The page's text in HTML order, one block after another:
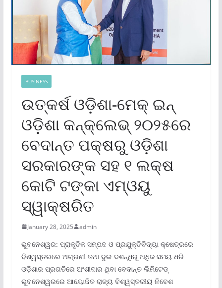
BUSINESS
ଉତ୍କର୍ଷ ଓଡ଼ିଶା-ମେକ୍ ଇନ୍
ଓଡ଼ିଶା କନ୍‌କ୍ଲେଭ୍ ୨୦୨୫ରେ
ବେଦାନ୍ତ ପକ୍ଷରୁ ଓଡ଼ିଶା
ସରକାରଙ୍କ ସହ ୧ ଲକ୍ଷ
କୋଟି ଟଙ୍କା ଏମ୍‌ଓୟୁ
ସ୍ୱାକ୍ଷରିତ
January 28, 2025 admin
ଭୁବନେଶ୍ୱର: ପ୍ରାକୃତିକ ସମ୍ପଦ ଓ ପ୍ରଯୁକ୍ତିବିଦ୍ୟା କ୍ଷେତ୍ରରେ
ବିଶ୍ୱସ୍ତରରେ ଅଗ୍ରଣୀ ତଥା ଦୁଇ ଦଶନ୍ଧିରୁ ଅଧିକ ସମୟ ଧରି
ଓଡ଼ିଶାର ପ୍ରଗତିରେ ଅଂଶୀଦାର ଥିବା ବେଦାନ୍ତ ଲିମିଟେଡ୍
ଭୁବନେଶ୍ୱରରେ ଆୟୋଜିତ ରାଜ୍ୟ ବିଶ୍ୱସ୍ତରୀୟ ନିବେଶ